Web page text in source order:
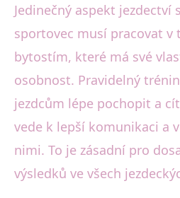
Jedinečný aspekt jezdectví
sportovec musí pracovat v
bytostím, které má své
osobnost. Pravidelný
jezdcům lépe pochopit a
vede k lepší komunikaci a
nimi. To je zásadní pro
výsledků ve všech